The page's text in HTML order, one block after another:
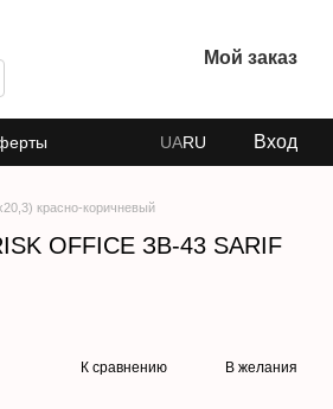
Мой заказ
UARU Вход
красно-коричневый
OFFICE ЗВ-43 SARIF
К сравнению В желания